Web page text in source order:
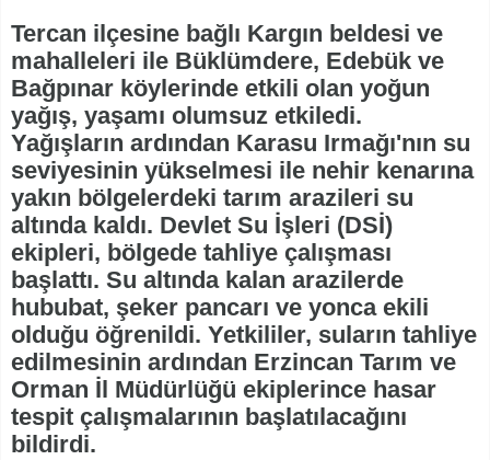
Tercan ilçesine bağlı Kargın beldesi ve
mahalleleri ile Büklümdere, Edebük ve
Bağpınar köylerinde etkili olan yoğun
yağış, yaşamı olumsuz etkiledi.
Yağışların ardından Karasu Irmağı'nın su
seviyesinin yükselmesi ile nehir kenarına
yakın bölgelerdeki tarım arazileri su
altında kaldı. Devlet Su İşleri (DSİ)
ekipleri, bölgede tahliye çalışması
başlattı. Su altında kalan arazilerde
hububat, şeker pancarı ve yonca ekili
olduğu öğrenildi. Yetkililer, suların tahliye
edilmesinin ardından Erzincan Tarım ve
Orman İl Müdürlüğü ekiplerince hasar
tespit çalışmalarının başlatılacağını
bildirdi.